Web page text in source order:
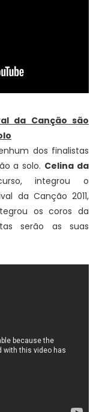
da Canção são
dos finalistas
a solo. Celina da
integrou o
da Canção 2011,
os coros da
serão as suas